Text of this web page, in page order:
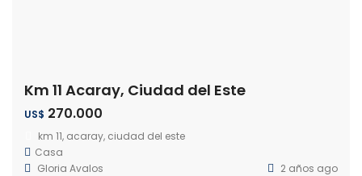
Km 11 Acaray, Ciudad del Este
US$ 270.000
km 11, acaray, ciudad del este
Casa
Gloria Avalos
2 años ago